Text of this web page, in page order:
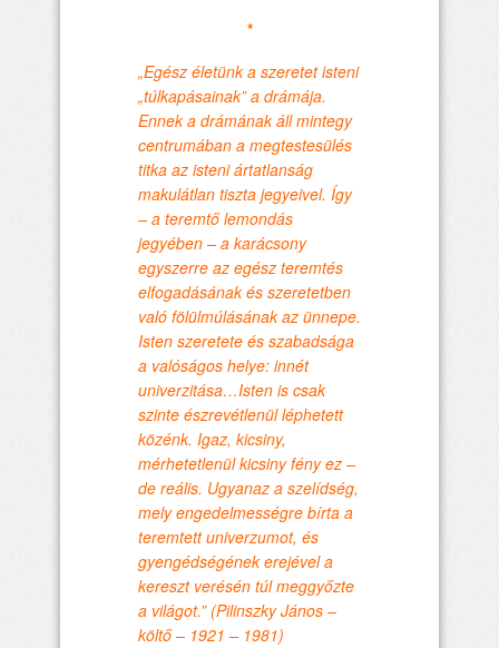
*
„Egész életünk a szeretet isteni
„túlkapásainak” a drámája.
Ennek a drámának áll mintegy
centrumában a megtestesülés
titka az isteni ártatlanság
makulátlan tiszta jegyeivel. Így
– a teremtő lemondás
jegyében – a karácsony
egyszerre az egész teremtés
elfogadásának és szeretetben
való fölülmúlásának az ünnepe.
Isten szeretete és szabadsága
a valóságos helye: innét
univerzitása…Isten is csak
szinte észrevétlenül léphetett
közénk. Igaz, kicsiny,
mérhetetlenül kicsiny fény ez –
de reális. Ugyanaz a szelídség,
mely engedelmességre bírta a
teremtett univerzumot, és
gyengédségének erejével a
kereszt verésén túl meggyőzte
a világot.” (Pilinszky János –
költő – 1921 – 1981)